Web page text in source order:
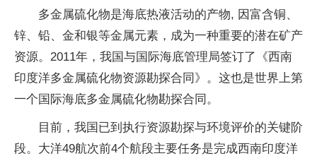
多金属硫化物是海底热液活动的产物, 因富含铜、
锌、铅、金和银等金属元素，成为一种重要的潜在矿产
资源。2011年，我国与国际海底管理局签订了《西南
印度洋多金属硫化物资源勘探合同》。这也是世界上第
一个国际海底多金属硫化物勘探合同。
目前，我国已到执行资源勘探与环境评价的关键阶
段。大洋49航次前4个航段主要任务是完成西南印度洋